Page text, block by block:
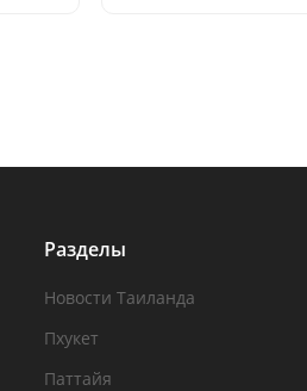
Разделы
Новости Таиланда
Пхукет
Паттайя